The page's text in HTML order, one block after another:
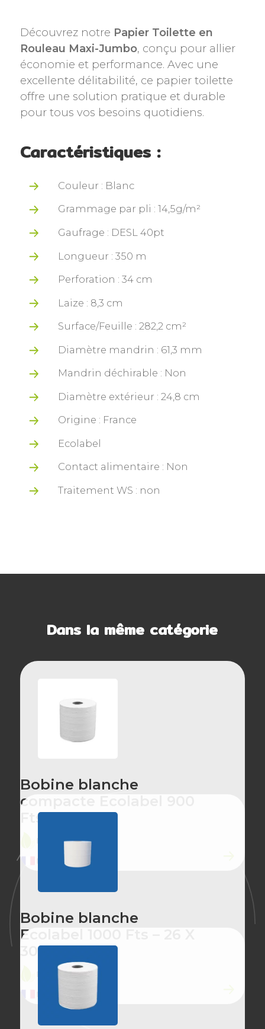
Découvrez notre Papier Toilette en
Rouleau Maxi-Jumbo, conçu pour allier
économie et performance. Avec une
excellente délitabilité, ce papier toilette
offre une solution pratique et durable
pour tous vos besoins quotidiens.
Caractéristiques :
Couleur : Blanc
Grammage par pli : 14,5g/m²
Gaufrage : DESL 40pt
Longueur : 350 m
Perforation : 34 cm
Laize : 8,3 cm
Surface/Feuille : 282,2 cm²
Diamètre mandrin : 61,3 mm
Mandrin déchirable : Non
Diamètre extérieur : 24,8 cm
Origine : France
Ecolabel
Contact alimentaire : Non
Traitement WS : non
Dans la même catégorie
Bobine blanche
compacte Ecolabel 900
Fts – 18 X 20
ÉCO-CONÇU
MADE IN FRANCE
Bobine blanche
Ecolabel 1000 Fts – 26 X
ÉCO-CONÇU
MADE IN FRANCE